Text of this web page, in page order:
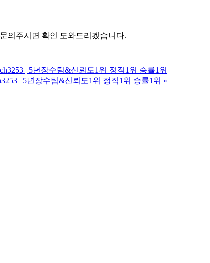
의주시면 확인 도와드리겠습니다.
| 5년장수팀&신뢰도1위 정직1위 승률1위
| 5년장수팀&신뢰도1위 정직1위 승률1위 »